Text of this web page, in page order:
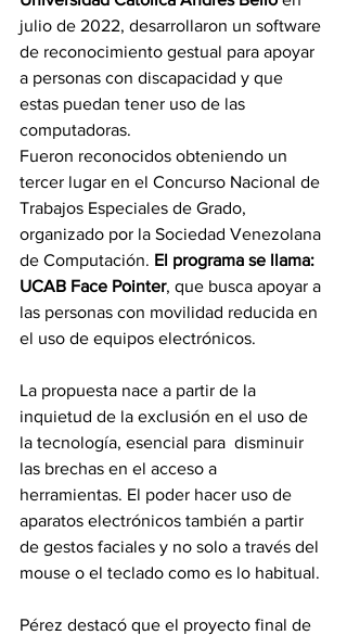
julio de 2022, desarrollaron un software
de reconocimiento gestual para apoyar
a personas con discapacidad y que
estas puedan tener uso de las
computadoras.
Fueron reconocidos obteniendo un
tercer lugar en el Concurso Nacional de
Trabajos Especiales de Grado,
organizado por la Sociedad Venezolana
de Computación. El programa se llama:
UCAB Face Pointer, que busca apoyar a
las personas con movilidad reducida en
el uso de equipos electrónicos.
La propuesta nace a partir de la
inquietud de la exclusión en el uso de
la tecnología, esencial para  disminuir
las brechas en el acceso a
herramientas. El poder hacer uso de
aparatos electrónicos también a partir
de gestos faciales y no solo a través del
mouse o el teclado como es lo habitual.
Pérez destacó que el proyecto final de